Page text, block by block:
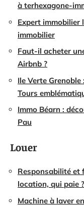
à terhexagone-
Expert immobilier
immobilier
Faut-il acheter
Airbnb ?
Ile Verte
Tours
Immo Béarn :
Pau
Louer
Responsabilité et
location, qui paie ?
Machine à laver